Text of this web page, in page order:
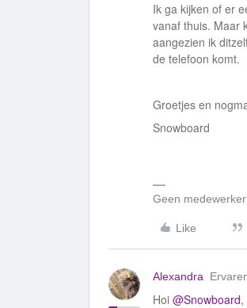
Ik ga kijken of er
vanaf thuis. Maar
aangezien ik
de telefoon komt.
Groetjes en
Snowboard
Geen medewerker
Like
Alexandra
Hoi @Snowboard,